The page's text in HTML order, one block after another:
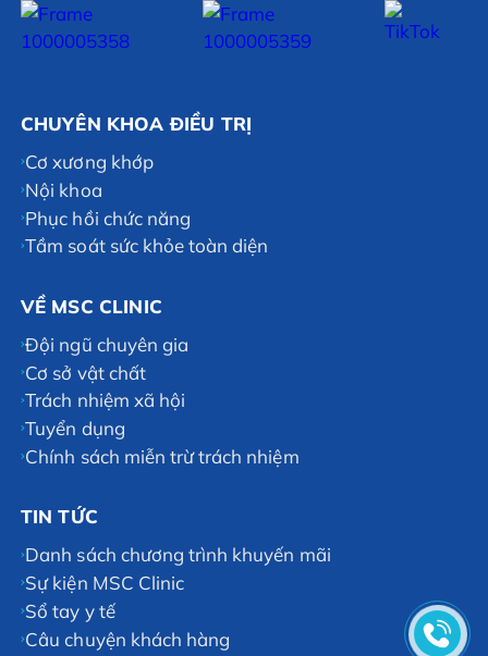
CHUYÊN KHOA ĐIỀU TRỊ
Cơ xương khớp
Nội khoa
Phục hồi chức năng
Tầm soát sức khỏe toàn diện
VỀ MSC CLINIC
Đội ngũ chuyên gia
Cơ sở vật chất
Trách nhiệm xã hội
Tuyển dụng
Chính sách miễn trừ trách nhiệm
TIN TỨC
Danh sách chương trình khuyến mãi
Sự kiện MSC Clinic
Sổ tay y tế
Câu chuyện khách hàng